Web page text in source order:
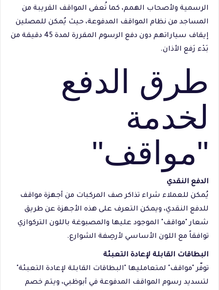
الرسمية ولأصحاب الهمم، كما تُعفى المواقف القريبة من
المساجد من نظام المواقف المدفوعة، حيث يُمكن للمصلين
إيقاف سياراتهم دون دفع الرسوم المقررة لمدة 45 دقيقة من
بَدْء رَفع الأذان.
طرق الدفع
لخدمة
"مواقف"
الدفع النقدي
يُمكن للعملاء شراء تذاكر صف المركبات من أجهزة مواقف
للدفع النقدي، ويمكن التعرف على هذه الأجهزة عن طريق
شعار "مواقف" الموجود عليها والمصبوغة باللون التركوازي
توافقاً مع اللون الأساسي لأرصِفة الشوارع.
البطاقات القابلة لإعادة التعبئة
توفّر "مواقف" لمتعامليها "البطاقات القابلة لإعادة التعبئة"
لتسديد رسوم المواقف المدفوعة في أبوظبي، ويتم خصم